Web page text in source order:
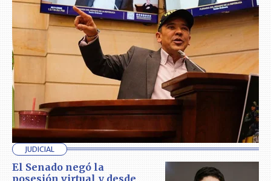
JUDICIAL
El Senado negó la
posesión virtual y desde